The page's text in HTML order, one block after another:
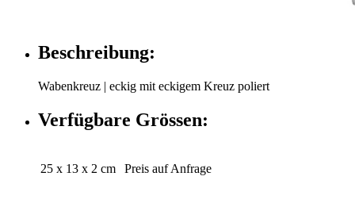
Beschreibung:
Wabenkreuz | eckig mit eckigem Kreuz poliert
Verfügbare Grössen:
25 x 13 x 2 cm Preis auf Anfrage